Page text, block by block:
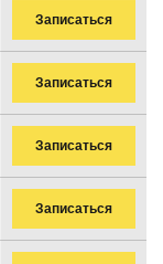
Записаться
Записаться
Записаться
Записаться